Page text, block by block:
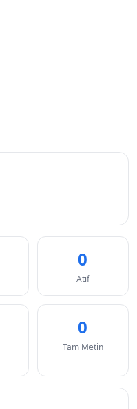
0
Atıf
0
Tam Metin